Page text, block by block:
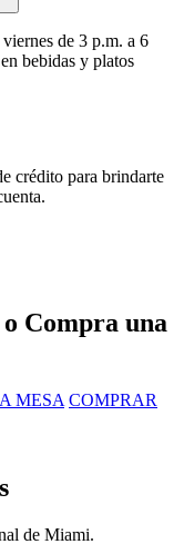
de 3 p.m. a 6
bebidas y platos
crédito para brindarte
Compra una
MESA COMPRAR
de Miami.